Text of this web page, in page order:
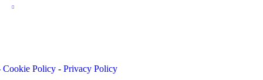
Cookie Policy- Privacy Policy